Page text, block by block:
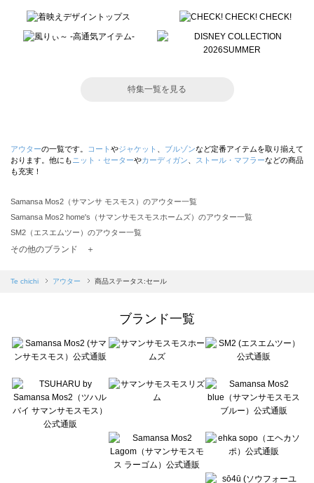
特集一覧を見る
アウターの一覧です。 コート やジャケット ブルゾンなど定番アイテムを取り揃えて
おります。他にも ニット・セーターやカーディガン ストール・マフラーなどの商品
も充実！
Samansa Mos2（サマンサ モスモス）のアウター一覧
Samansa Mos2 home's（サマンサモスモスホームズ）のアウター一覧
SM2（エスエムツー）のアウター一覧
TSUHARU by Samansa Mos2（ツハルバイサマンサモスモス）のアウター一覧
Samansa Mos2 blue（サマンサモスモス ブルー）のアウター一覧
sō4ū（ソウフォーユー）のアウター一覧
Te chichi（テチチ）のアウター一覧
Te chichi CLASSIC（テチチ クラシック）のアウター一覧
Lugnoncure（ルノンキュール）のアウター一覧
BETTY'S BLUE（べティーズブルー）のアウター一覧
Wpc.（ワールドパーティー）のアウター一覧
その他のブランド ＋
Te chichi アウター 商品ステータス:セール
ブランド一覧